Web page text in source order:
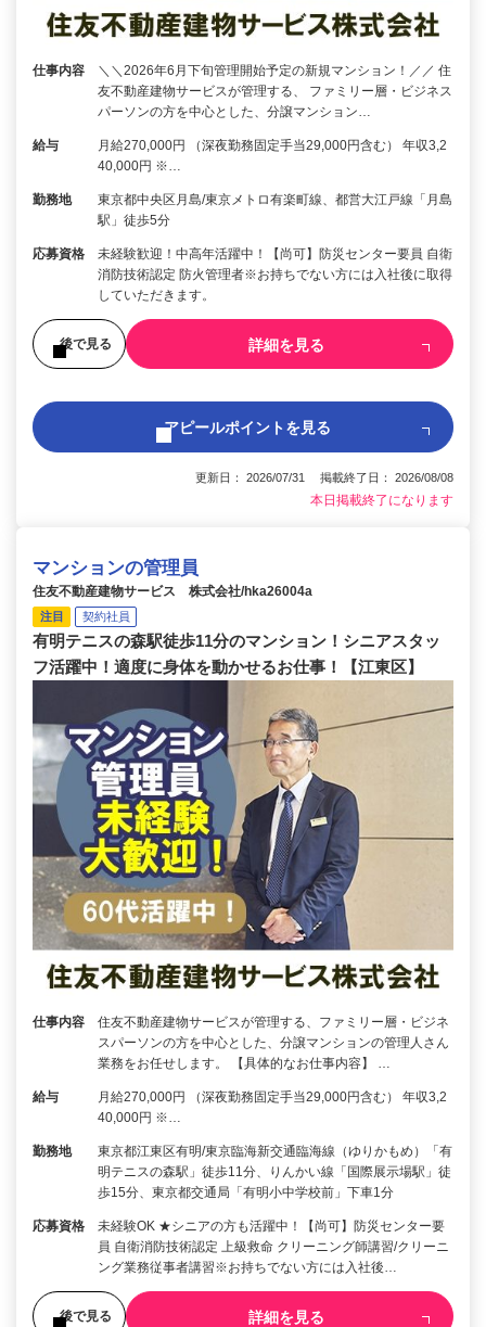
仕事内容
＼＼2026年6月下旬管理開始予定の新規マンション！／／ 住
友不動産建物サービスが管理する、 ファミリー層・ビジネス
パーソンの方を中心とした、分譲マンション…
給与
月給270,000円 （深夜勤務固定手当29,000円含む） 年収3,2
40,000円 ※…
勤務地
東京都中央区月島/東京メトロ有楽町線、都営大江戸線「月島
駅」徒歩5分
応募資格
未経験歓迎！中高年活躍中！【尚可】防災センター要員 自衛
消防技術認定 防火管理者※お持ちでない方には入社後に取得
していただきます。
後で見る 詳細を見る
アピールポイントを見る
更新日： 2026/07/31 掲載終了日： 2026/08/08
本日掲載終了になります
マンションの管理員
住友不動産建物サービス 株式会社/hka26004a
注目 契約社員
有明テニスの森駅徒歩11分のマンション！シニアスタッ
フ活躍中！適度に身体を動かせるお仕事！【江東区】
仕事内容
住友不動産建物サービスが管理する、ファミリー層・ビジネ
スパーソンの方を中心とした、分譲マンションの管理人さん
業務をお任せします。 【具体的なお仕事内容】 …
給与
月給270,000円 （深夜勤務固定手当29,000円含む） 年収3,2
40,000円 ※…
勤務地
東京都江東区有明/東京臨海新交通臨海線（ゆりかもめ）「有
明テニスの森駅」徒歩11分、りんかい線「国際展示場駅」徒
歩15分、東京都交通局「有明小中学校前」下車1分
応募資格
未経験OK ★シニアの方も活躍中！【尚可】防災センター要
員 自衛消防技術認定 上級救命 クリーニング師講習/クリーニ
ング業務従事者講習※お持ちでない方には入社後…
後で見る 詳細を見る